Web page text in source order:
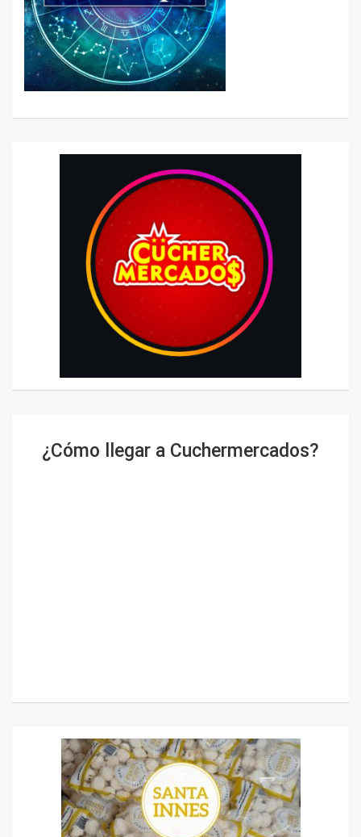
¿Cómo llegar a Cuchermercados?